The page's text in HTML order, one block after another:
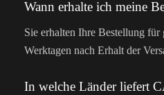
Wann erhalte ich meine
Sie erhalten Ihre Bestellung
Werktagen nach Erhalt der
In welche Länder liefert